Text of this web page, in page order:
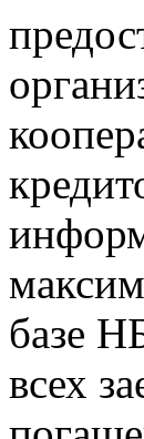
базе
всех